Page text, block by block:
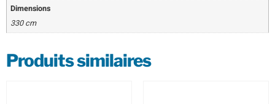
Dimensions
330 cm
Produits similaires